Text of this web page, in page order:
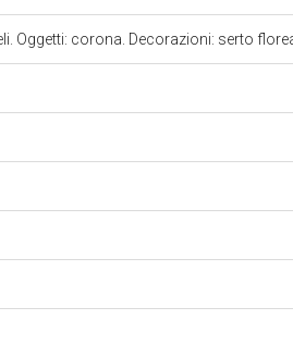
Oggetti: corona. Decorazioni: serto